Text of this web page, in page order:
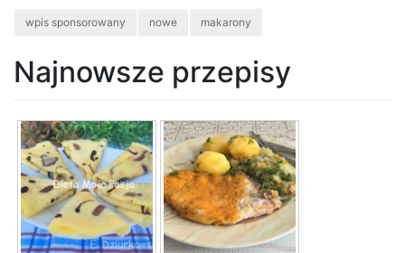
wpis sponsorowany nowe makarony
Najnowsze przepisy